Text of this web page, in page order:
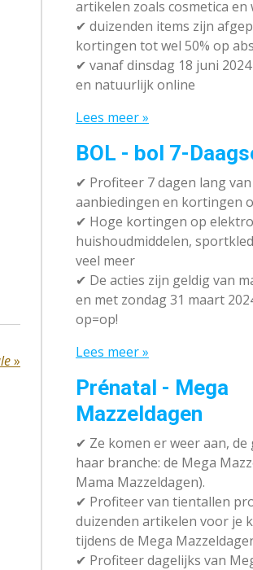
»
artikelen zoals cosmetica
✔ duizenden items zijn
kortingen tot wel 50% op
✔ vanaf dinsdag 18 juni
en natuurlijk online
Lees meer »
BOL - bol 7-
✔ Profiteer 7 dagen lang
aanbiedingen en kortingen
✔ Hoge kortingen op
huishoudmiddelen,
veel meer
✔ De acties zijn geldig van
en met zondag 31 maart
op=op!
Lees meer »
Prénatal - Mega
Mazzeldagen
✔ Ze komen er weer aan,
haar branche: de Mega
Mama Mazzeldagen).
✔ Profiteer van tientallen
duizenden artikelen voor je
tijdens de Mega
✔ Profiteer dagelijks van